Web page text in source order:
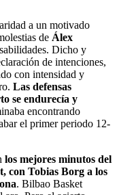
a un motivado
de Álex
Dicho y
de intenciones,
con intensidad y
Las defensas
se endurecía y
encontrando
el primer periodo 12-
los mejores minutos del
con Tobias Borg a los
. Bilbao Basket